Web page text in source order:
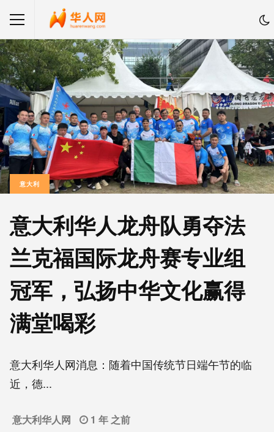
意大利
意大利华人龙舟队勇夺法
兰克福国际龙舟赛专业组
冠军，弘扬中华文化赢得
满堂喝彩
意大利华人网消息：随着中国传统节日端午节的临
近，德...
意大利华人网 1 年 之前